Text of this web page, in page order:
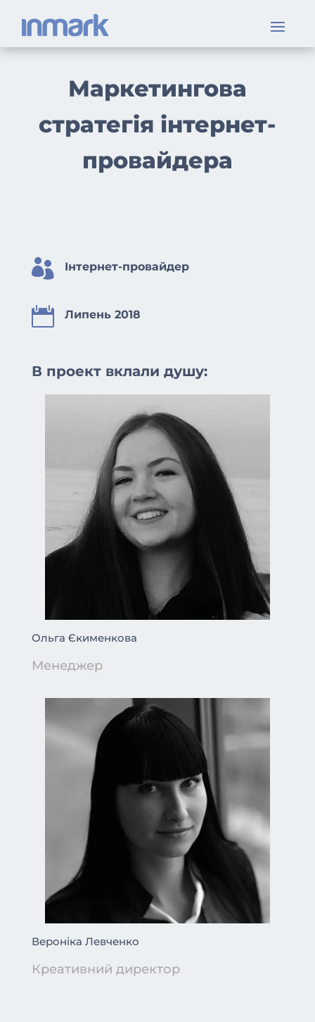
Маркетингова
стратегія інтернет-
провайдера
 Інтернет-провайдер
 Липень 2018
В проект вклали душу:
Ольга Єкименкова
Менеджер
Вероніка Левченко
Креативний директор